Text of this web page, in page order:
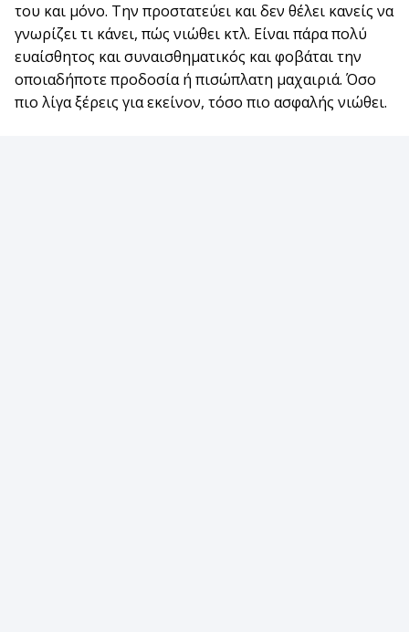
του και μόνο. Την προστατεύει και δεν θέλει κανείς να
γνωρίζει τι κάνει, πώς νιώθει κτλ. Είναι πάρα πολύ
ευαίσθητος και συναισθηματικός και φοβάται την
οποιαδήποτε προδοσία ή πισώπλατη μαχαιριά. Όσο
πιο λίγα ξέρεις για εκείνον, τόσο πιο ασφαλής νιώθει.